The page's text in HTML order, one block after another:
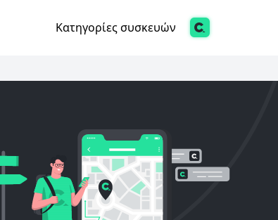
Κατηγορίες συσκευών